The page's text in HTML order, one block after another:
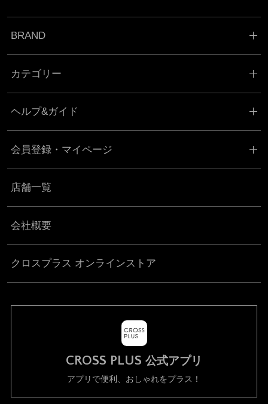
BRAND
カテゴリー
ヘルプ&ガイド
会員登録・マイページ
店舗一覧
会社概要
クロスプラス オンラインストア
CROSS PLUS 公式アプリ
アプリで便利、おしゃれをプラス！